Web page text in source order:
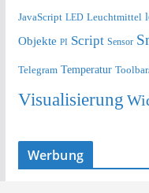
JavaScript LED Leuchtmittel
Objekte PI Script Sensor
Telegram Temperatur
Visualisierung
Werbung